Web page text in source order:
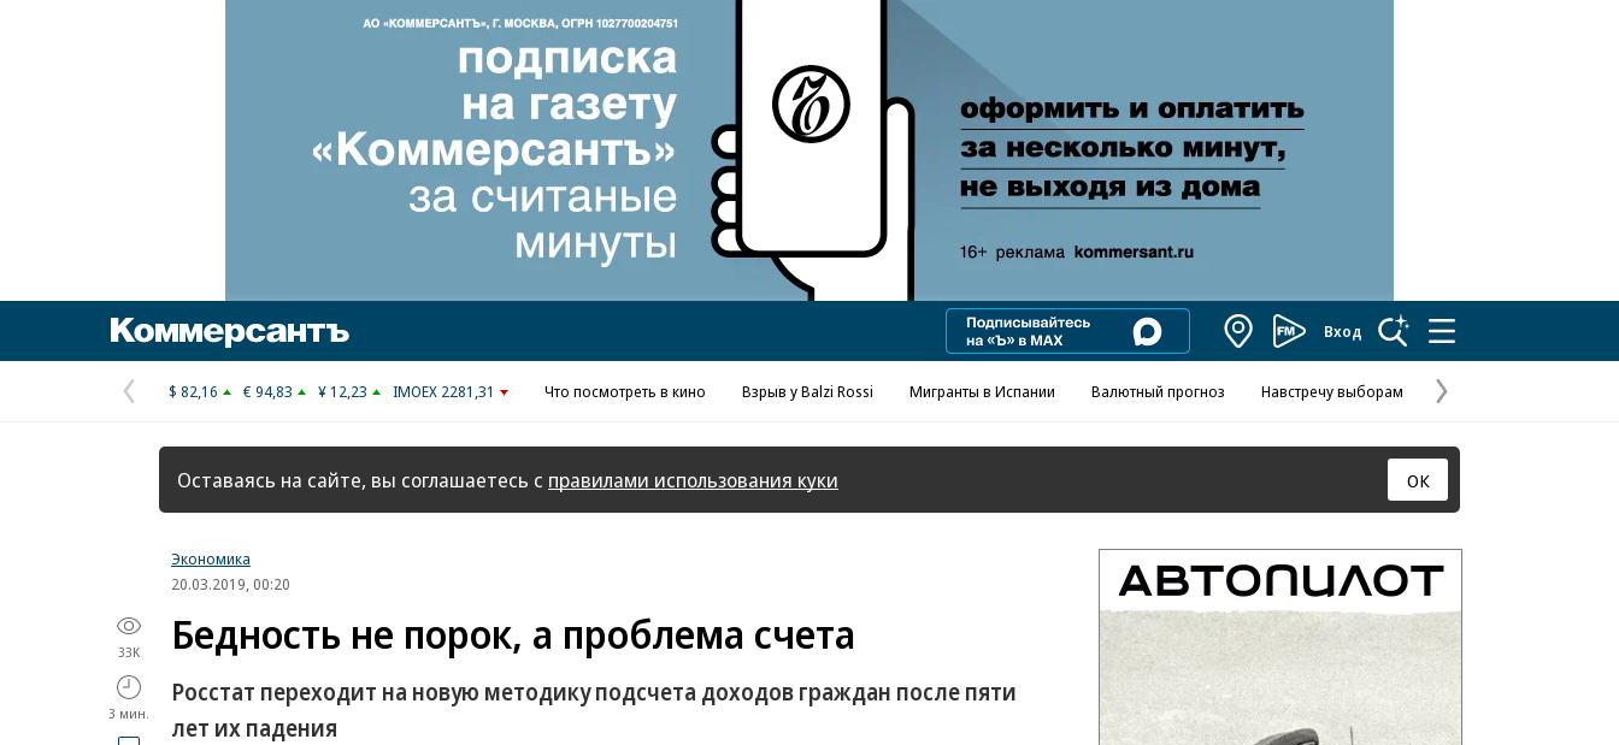
Реклама в «Ъ» www.kommersant.ru/ad
КоммерсантъВход
Предыдущая
страница
$ 82,16 € 94,83 ¥ 12,23 IMOEX 2281,31 Что посмотреть в кино Взрыв у Balzi Rossi Мигранты в Испании Валютный прогноз Навстречу выборам
Следующая
страница
Оставаясь на сайте, вы соглашаетесь с правилами использования куки ОК
Экономика
20.03.2019, 00:20
33K
3 мин.
Бедность не порок, а проблема счета
Росстат переходит на новую методику подсчета доходов граждан после пяти
лет их падения